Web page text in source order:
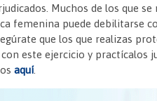
Muchos de los que
femenina puede debilitarse
que los que realizas
con este ejercicio y practícalos
aquí.